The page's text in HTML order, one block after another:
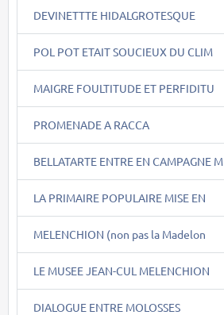
DEVINETTTE HIDALGROTESQUE
POL POT ETAIT SOUCIEUX DU CLIM
MAIGRE FOULTITUDE ET PERFIDITU
PROMENADE A RACCA
BELLATARTE ENTRE EN CAMPAGNE M
LA PRIMAIRE POPULAIRE MISE EN
MELENCHION (non pas la Madelon
LE MUSEE JEAN-CUL MELENCHION
DIALOGUE ENTRE MOLOSSES